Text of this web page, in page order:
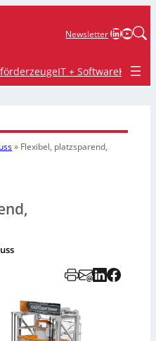
NewsletterLinkedIn
IT + SoftwareKrane
» Flexibel, platzsparend,